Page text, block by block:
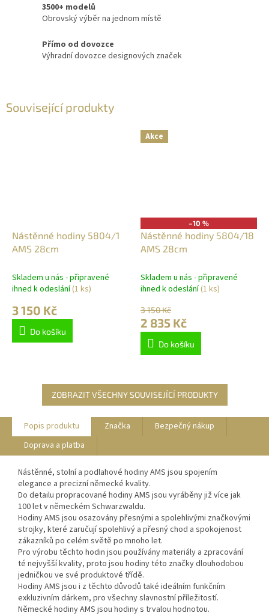
3500+ modelů
Obrovský výběr na jednom místě
Přímo od dovozce
Výhradní dovozce designových značek
Související produkty
Nástěnné hodiny 5804/1
AMS 28cm
Skladem u nás - připravené
ihned k odeslání(1 ks)
3 150 Kč
Do košíku
Akce
–10 %
Nástěnné hodiny 5804/18
AMS 28cm
Skladem u nás - připravené
ihned k odeslání(1 ks)
3 150 Kč
2 835 Kč
Do košíku
ZOBRAZIT VŠECHNY SOUVISEJÍCÍ PRODUKTY
Popis produktu Značka
Bezpečný nákup
Doprava a platba
Nástěnné, stolní a podlahové hodiny AMS jsou spojením
elegance a precizní německé kvality.
Do detailu propracované hodiny AMS jsou vyráběny již více jak
100 let v německém Schwarzwaldu.
Hodiny AMS jsou osazovány přesnými a spolehlivými značkovými
strojky, které zaručují spolehlivý a přesný chod a spokojenost
zákazníků po celém světě po mnoho let.
Pro výrobu těchto hodin jsou používány materiály a zpracování
té nejvyšší kvality, proto jsou hodiny této značky dlouhodobou
jedničkou ve své produktové třídě.
Hodiny AMS jsou i z těchto důvodů také ideálním funkčním
exkluzivním dárkem, pro všechny slavnostní příležitostí.
Německé hodiny AMS jsou hodiny s trvalou hodnotou.